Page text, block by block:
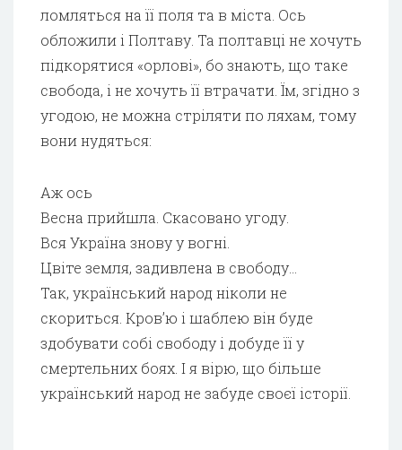
ломляться на її поля та в міста. Ось
обложили і Полтаву. Та полтавці не хочуть
підкорятися «орлові», бо знають, що таке
свобода, і не хочуть її втрачати. Їм, згідно з
угодою, не можна стріляти по ляхам, тому
вони нудяться:
Аж ось
Весна прийшла. Скасовано угоду.
Вся Україна знову у вогні.
Цвіте земля, задивлена в свободу…
Так, український народ ніколи не
скориться. Кров’ю і шаблею він буде
здобувати собі свободу і добуде її у
смертельних боях. І я вірю, що більше
український народ не забуде своєї історії.